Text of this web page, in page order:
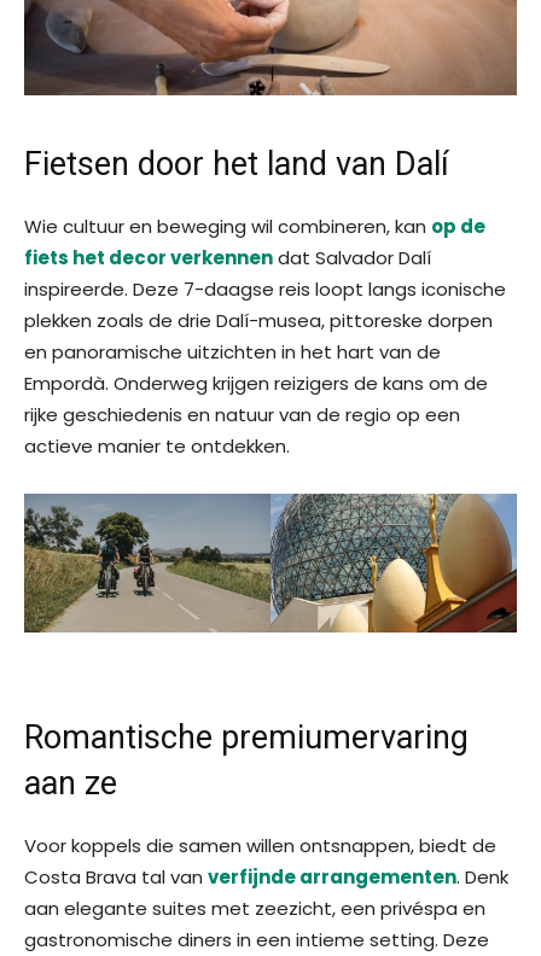
Fietsen door het land van Dalí
Wie cultuur en beweging wil combineren, kan op de
fiets het decor verkennendat Salvador Dalí
inspireerde. Deze 7-daagse reis loopt langs iconische
plekken zoals de drie Dalí-musea, pittoreske dorpen
en panoramische uitzichten in het hart van de
Empordà. Onderweg krijgen reizigers de kans om de
rijke geschiedenis en natuur van de regio op een
actieve manier te ontdekken.
Romantische premiumervaring
aan ze
Voor koppels die samen willen ontsnappen, biedt de
Costa Brava tal van verfijnde arrangementen. Denk
aan elegante suites met zeezicht, een privéspa en
gastronomische diners in een intieme setting. Deze